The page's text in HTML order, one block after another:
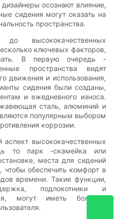
осознают влияние,
сидения могут оказать на
пространства.
высококачественных
ключевых факторов,
В первую очередь -
пространства видят
движения и использования,
сидения были созданы,
и ежедневного износа.
сталь, алюминий и
популярным выбором
коррозии.
высококачественных
то парк -скамейка или
места для сидений
обеспечить комфорт в
времени. Такие функции,
подлокотники и
могут иметь большое